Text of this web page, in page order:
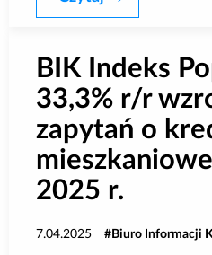
BIK Indeks
33,3% r/r
zapytań o
2025 r.
7.04.2025 Biuro Informacji